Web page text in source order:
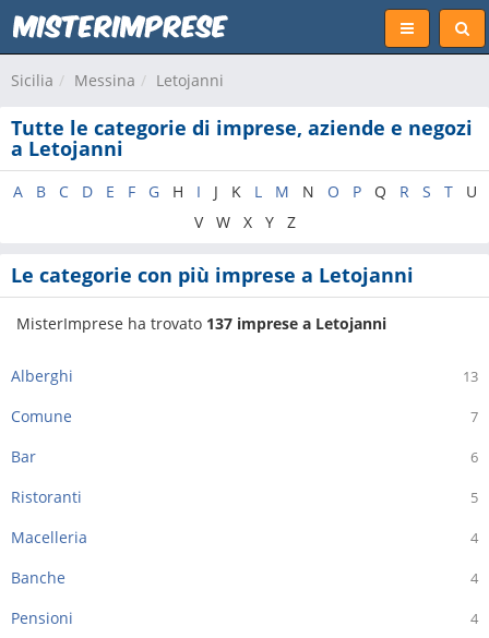
Sicilia Messina Letojanni
Tutte le categorie di imprese, aziende e negozi
a Letojanni
A B C D E F G H I J K L M N O P Q R S T
U
V
W X Y Z
Le categorie con più imprese a Letojanni
MisterImprese ha trovato 137 imprese a Letojanni
13
Alberghi
7
Comune
6
Bar
5
Ristoranti
4
Macelleria
4
Banche
4
Pensioni